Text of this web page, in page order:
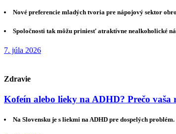
Nové preferencie mladých tvoria pre nápojový sektor
Spoločnosti tak môžu priniesť atraktívne nealkoholické
7. júla 2026
Zdravie
Kofeín alebo lieky na ADHD? Prečo
Na Slovensku je s liekmi na ADHD pre dospelých